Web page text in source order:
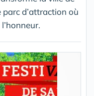
d’attraction où